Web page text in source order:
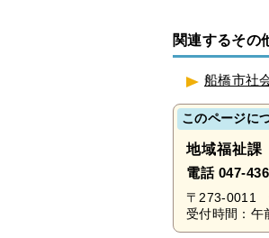
関連するその
船橋市社
このページに
地域福祉課
電話 047-
〒273-0011
受付時間：午